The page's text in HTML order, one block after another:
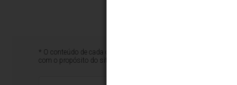
* O conteúdo de cada comentário é de responsabilidade de
com o propósito do site ou que contenham palavras ofensivas.